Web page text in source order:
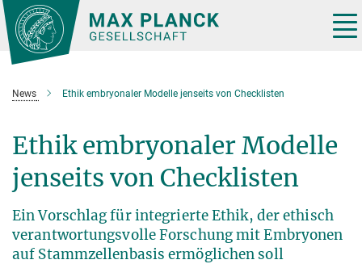
Hauptinhalt
News Ethik embryonaler Modelle jenseits von Checklisten
Ethik embryonaler Modelle
jenseits von Checklisten
Ein Vorschlag für integrierte Ethik, der ethisch
verantwortungsvolle Forschung mit Embryonen
auf Stammzellenbasis ermöglichen soll